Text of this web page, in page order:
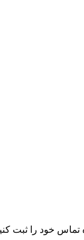
خود را ثبت